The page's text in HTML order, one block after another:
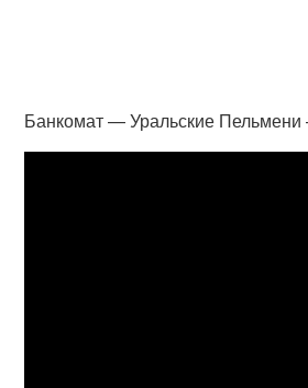
Банкомат — Уральские